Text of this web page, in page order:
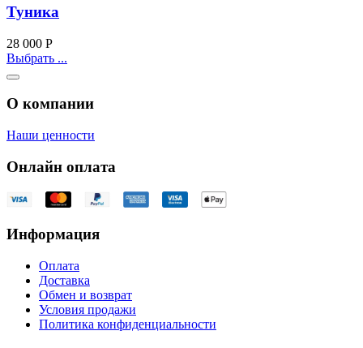
Туника
28 000 Р
Выбрать ...
О компании
Наши ценности
Онлайн оплата
Информация
Оплата
Доставка
Обмен и возврат
Условия продажи
Политика конфиденциальности